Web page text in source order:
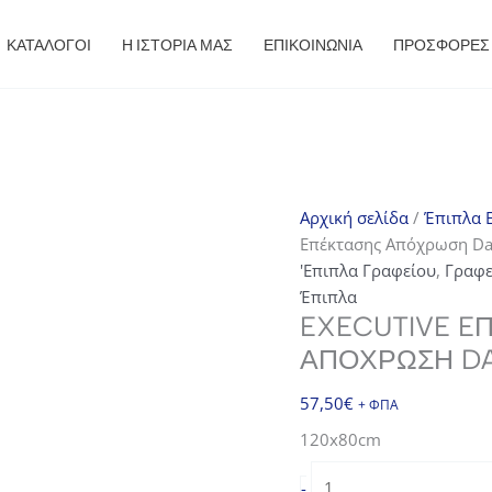
ΚΑΤΑΛΟΓΟΙ Η ΙΣΤΟΡΙΑ ΜΑΣ ΕΠΙΚΟΙΝΩΝΙΑ ΠΡΟΣΦΟΡΈΣ
Αρχική σελίδα/ Έπιπλα
Eπέκτασης Απόχρωση
'Επιπλα Γραφείου,
Έπιπλα
EXECUTIVE
ΑΠΌΧΡΩΣΗ
57,50€ + ΦΠΑ
120x80cm
-